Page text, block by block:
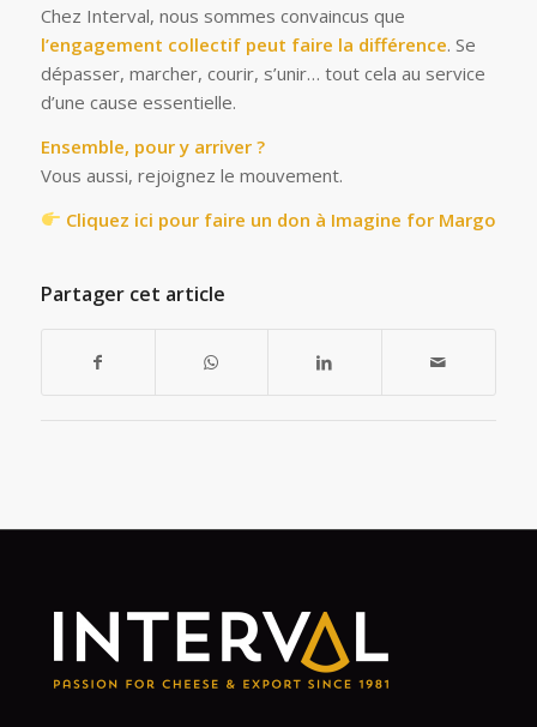
Chez Interval, nous sommes convaincus que
l’engagement collectif peut faire la différence. Se
dépasser, marcher, courir, s’unir… tout cela au service
d’une cause essentielle.
Ensemble, pour y arriver ?
Vous aussi, rejoignez le mouvement.
Cliquez ici pour faire un don à Imagine for Margo
Partager cet article